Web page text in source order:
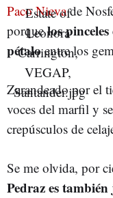
Paco Nievade
porquelos
pétaloentre los
Zarandeado por el
voces del marfil y
crepúsculos de
Se me olvida, por
Pedraz es también